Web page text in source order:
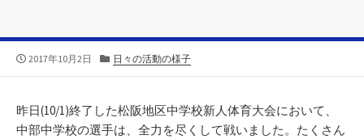
公
2017年10月2日
カ
リ
ー
日々の活動の様子
昨日(10/1)終了した松阪地区中学校新人体育大会において、
中部中学校の選手は、全力を尽くして戦いました。たくさん